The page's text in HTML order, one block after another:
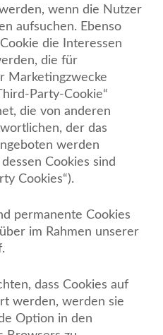
wenn die Nutzer
aufsuchen. Ebenso
die Interessen
die für
Marketingzwecke
Party-Cookie“
die von anderen
der das
werden
Cookies sind
Cookies“).
permanente Cookies
im Rahmen unserer
dass Cookies auf
werden, werden sie
Option in den